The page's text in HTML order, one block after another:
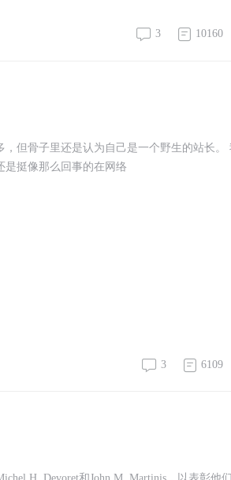
3 10160
但骨子里还是认为自己是一个野生的站长。
是挺像那么回事的在网络
3 6109